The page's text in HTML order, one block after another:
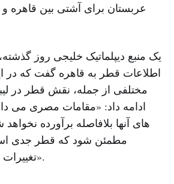
عربستان برای آشتی بین قاهره
یک منبع دیپلماتیک خلیجی روز
اطلاعات قطر به قاهره گفت که در
مختلفی از جمله، نقش قطر در
ادامه داد: «مقامات مصری می
های آنها بلافاصله برآورده
مطمئن شود که قطر جدی
تغییرات ظاهری نمی پردازد».